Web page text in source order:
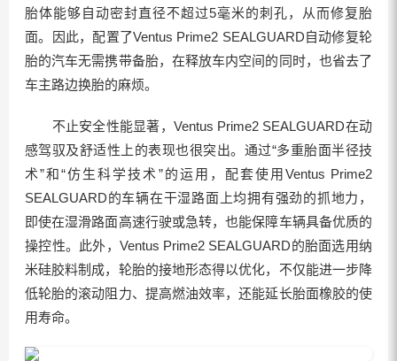
胎体能够自动密封直径不超过5毫米的刺孔，从而修复胎
面。因此，配置了Ventus Prime2 SEALGUARD自动修复轮
胎的汽车无需携带备胎，在释放车内空间的同时，也省去了
车主路边换胎的麻烦。
不止安全性能显著，Ventus Prime2 SEALGUARD在动
感驾驭及舒适性上的表现也很突出。通过“多重胎面半径技
术”和“仿生科学技术”的运用，配套使用Ventus Prime2
SEALGUARD的车辆在干湿路面上均拥有强劲的抓地力，
即使在湿滑路面高速行驶或急转，也能保障车辆具备优质的
操控性。此外，Ventus Prime2 SEALGUARD的胎面选用纳
米硅胶料制成，轮胎的接地形态得以优化，不仅能进一步降
低轮胎的滚动阻力、提高燃油效率，还能延长胎面橡胶的使
用寿命。